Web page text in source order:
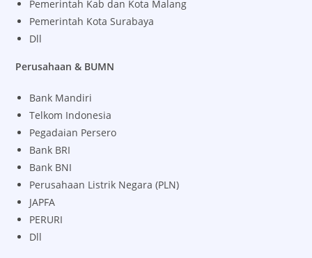
Pemerintah Kab dan Kota Malang
Pemerintah Kota Surabaya
Dll
Perusahaan & BUMN
Bank Mandiri
Telkom Indonesia
Pegadaian Persero
Bank BRI
Bank BNI
Perusahaan Listrik Negara (PLN)
JAPFA
PERURI
Dll